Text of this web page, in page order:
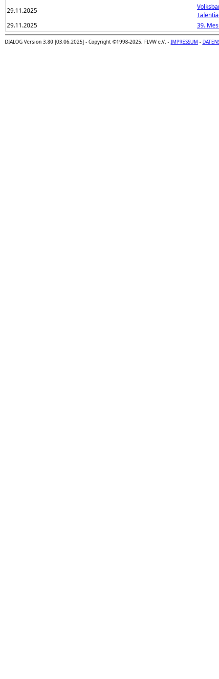
29.11.2025
29.11.2025
39.
DIALOG Version 3.80 [03.06.2025] - Copyright ©1998-2025, FLVW e.V. - IMPRESSUM -